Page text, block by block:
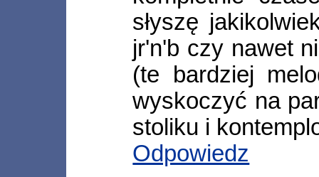
słyszę
jr'n'b czy nawet
(te bardziej
wyskoczyć na
stoliku i
Odpowiedz